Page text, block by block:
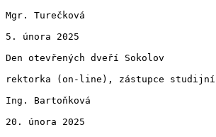
Mgr. Turečková
5. února 2025
Den otevřených dveří Sokolov
rektorka (on-line), zástupce
Ing. Bartoňková
20. února 2025